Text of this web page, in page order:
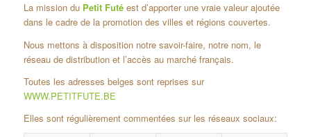
La mission du Petit Futé est d’apporter une vraie valeur ajoutée
dans le cadre de la promotion des villes et régions couvertes.
Nous mettons à disposition notre savoir-faire, notre nom, le
réseau de distribution et l’accès au marché français.
Toutes les adresses belges sont reprises sur
WWW.PETITFUTE.BE
Elles sont régulièrement commentées sur les réseaux sociaux: